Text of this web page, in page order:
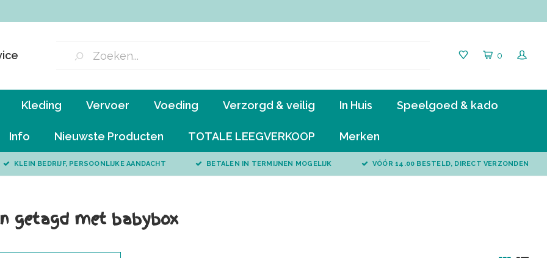
0
Kleding Vervoer Voeding Verzorgd & veilig In Huis Speelgoed & kado
Info Nieuwste Producten TOTALE LEEGVERKOOP Merken
KLEIN BEDRIJF, PERSOONLIJKE AANDACHT BETALEN IN TERMIJNEN MOGELIJK VÓÓR 14.00 BESTELD, DIRECT VERZONDEN
getagd met babybox